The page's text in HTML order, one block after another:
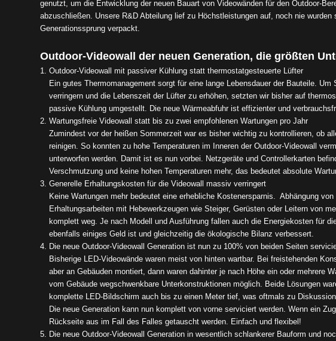
genutzt, um die Entwicklung der neuen Bauart von Videowänden für den Outdoor-
abzuschließen. Unsere R&D Abteilung lief zu Höchstleistungen auf, noch nie
Generationssprung verpackt.
Outdoor-Videowall der neuen Generation, die größten
Outdoor-Videowall mit passiver Kühlung statt thermostatgesteuerte Lüfter
Ein gutes Thermomanagement sorgt für eine lange Lebensdauer der Bauteile.
verringern und die Lebenszeit der Lüfter zu erhöhen, setzten wir bisher auf
passive Kühlung umgestellt. Die neue Wärmeabfuhr ist effizienter und
Wartungsfreie Videowall statt bis zu zwei empfohlenen Wartungen pro Jahr
Zumindest vor der heißen Sommerzeit war es bisher wichtig zu kontrollieren, ob
reinigen. So konnten zu hohe Temperaturen im Inneren der Outdoor-Videowall
unterworfen werden. Damit ist es nun vorbei. Netzgeräte und Controllerkarten
Verschmutzung und keine hohen Temperaturen mehr, das bedeutet absolute
Generelle Erhaltungskosten für die Videowall massiv verringert
Keine Wartungen mehr bedeutet eine erhebliche Kostenersparnis. Abhängung
Erhaltungsarbeiten mit Hebewerkzeugen wie Steiger, Gerüsten oder Leitern von
komplett weg. Je nach Modell und Ausführung fallen auch die Energiekosten für
ebenfalls einiges Geld ist und gleichzeitig die ökologische Bilanz verbessert.
Die neue Outdoor-Videowall Generation ist nun zu 100% von beiden Seiten
Bisherige LED-Videowände waren meist von hinten wartbar. Bei freistehenden
aber an Gebäuden montiert, dann waren dahinter je nach Höhe ein oder mehrere
vom Gebäude wegschwenkbare Unterkonstruktionen möglich. Beide Lösungen
komplette LED-Bildschirm auch bis zu einen Meter tief, was oftmals zu
Die neue Generation kann nun komplett von vorne serviciert werden. Wenn ein
Rückseite aus im Fall des Falles getauscht werden. Einfach und flexibel!
Die neue Outdoor-Videowall Generation in wesentlich schlankerer Bauform und